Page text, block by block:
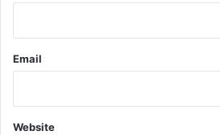
Email
Website